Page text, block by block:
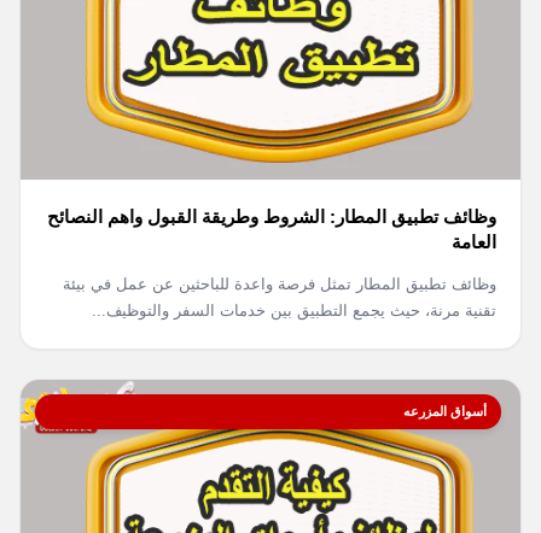
وظائف تطبيق المطار: الشروط وطريقة القبول واهم النصائح
العامة
وظائف تطبيق المطار تمثل فرصة واعدة للباحثين عن عمل في بيئة
تقنية مرنة، حيث يجمع التطبيق بين خدمات السفر والتوظيف...
أسواق المزرعه